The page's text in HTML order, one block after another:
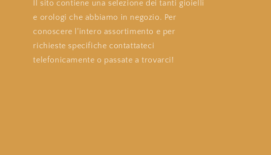
Il sito contiene una selezione dei tanti gioielli
e orologi che abbiamo in negozio. Per
conoscere l'intero assortimento e per
richieste specifiche contattateci
telefonicamente o passate a trovarci!